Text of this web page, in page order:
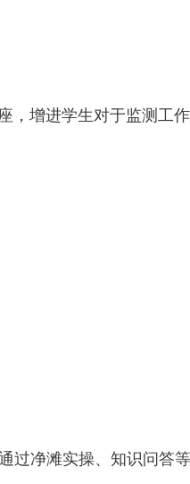
增进学生对于监测工
净滩实操、知识问答